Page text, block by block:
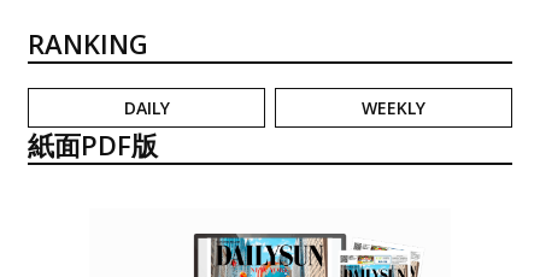
RANKING
DAILY WEEKLY
紙面PDF版